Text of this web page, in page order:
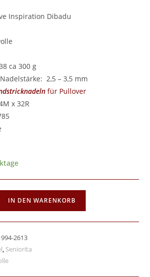
Inspiration Dibadu
ca 300 g
2,5 – 3,5 mm
für Pullover
x 32R
IN DEN WARENKORB
2613
, Seniorita